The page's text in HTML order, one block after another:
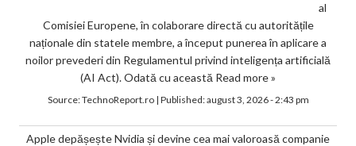
al
Comisiei Europene, în colaborare directă cu autoritățile
naționale din statele membre, a început punerea în aplicare a
noilor prevederi din Regulamentul privind inteligența artificială
(AI Act). Odată cu această Read more »
Source:TechnoReport.ro| Published:august 3, 2026 - 2:43 pm
Apple depășește Nvidia și devine cea mai valoroasă companie